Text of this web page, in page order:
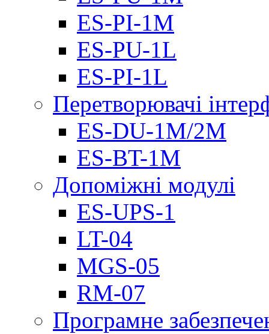
ES-PI-1M
ES-PU-1L
ES-PI-1L
Перетворювачі
ES-DU-1M/2M
ES-BT-1M
Допоміжні модулі
ES-UPS-1
LT-04
МGS-05
RM-07
Програмне